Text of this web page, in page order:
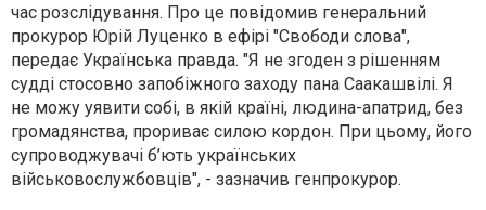
час розслідування. Про це повідомив генеральний
прокурор Юрій Луценко в ефірі "Свободи слова",
передає Українська правда. "Я не згоден з рішенням
судді стосовно запобіжного заходу пана Саакашвілі. Я
не можу уявити собі, в якій країні, людина-апатрид, без
громадянства, прориває силою кордон. При цьому, його
супроводжувачі б’ють українських
військовослужбовців", - зазначив генпрокурор.